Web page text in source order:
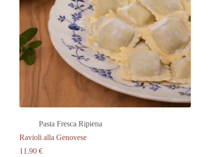
Pasta Fresca Ripiena
Ravioli alla Genovese
11.90 €